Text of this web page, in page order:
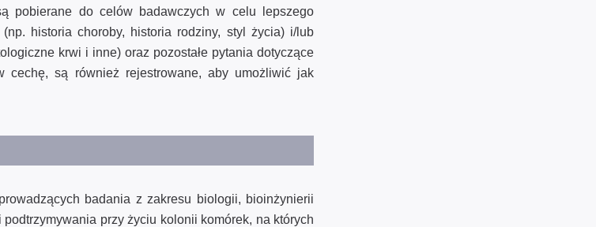
pobierane do celów badawczych w celu lepszego
historia choroby, historia rodziny, styl życia) i/lub
krwi i inne) oraz pozostałe pytania dotyczące
cechę, są również rejestrowane, aby umożliwić jak
badania z zakresu biologii, bioinżynierii
przy życiu kolonii komórek, na których